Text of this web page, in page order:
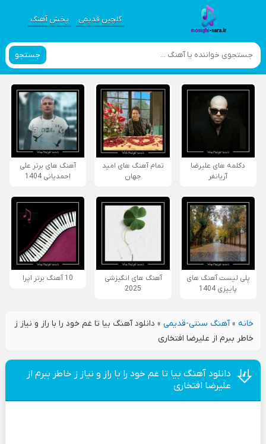
گلچین قدیمی پخش آهنگ
جستجو
دکلمه های علیرضا
آریانفر
تمام آهنگ های امید
جهان
آهنگ های برتر علی
احمدیانی 1404
پلی لیست آهنگ های
پاییزی 1404
آهنگ های انگیزشی
2025
10 آهنگ برتر اپرا
خانه»آهنگ سنتی-قدیمی» دانلود آهنگ بیا تا غم خود را با راز و نیاز ز
خاطر ببرم از علیرضا افتخاری
دانلود آهنگ بیا تا غم خود را با راز و نیاز ز خاطر ببرم از
علیرضا افتخاری